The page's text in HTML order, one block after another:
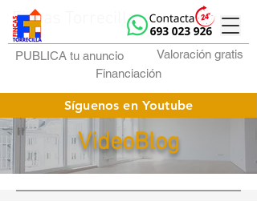
Fincas Torrecilla
PUBLICA tu anuncio
Valoración gratis
Financiación
Síguenos en Youtube
VideoBlog